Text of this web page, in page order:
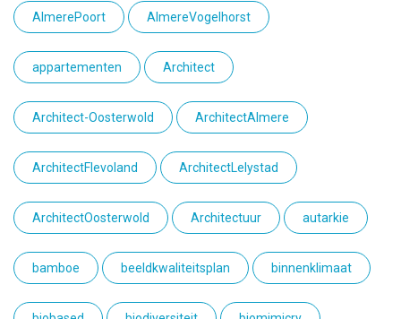
AlmerePoort AlmereVogelhorst
appartementen Architect
Architect-Oosterwold ArchitectAlmere
ArchitectFlevoland ArchitectLelystad
ArchitectOosterwold Architectuur autarkie
bamboe beeldkwaliteitsplan binnenklimaat